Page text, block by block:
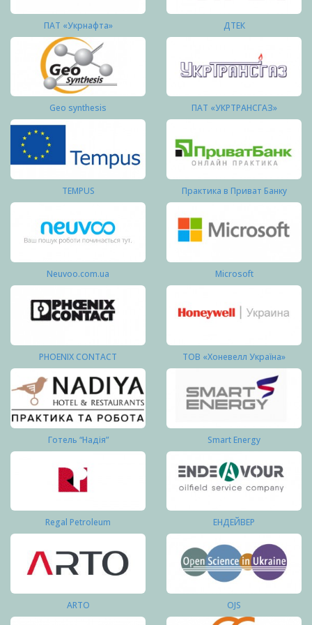
ПАТ «Укрнафта» ДТЕК
Geo synthesis ПАТ «УКРТРАНСГАЗ»
TEMPUS Практика в Приват Банку
Neuvoo.com.ua Microsoft
PHOENIX CONTACT ТОВ «Хоневелл Україна»
Готель “Надія” Smart Energy
Regal Petroleum ЕНДЕЙВЕР
ARTO OJS